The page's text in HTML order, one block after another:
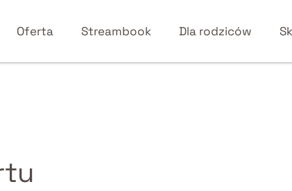
Oferta Streambook Dla rodziców